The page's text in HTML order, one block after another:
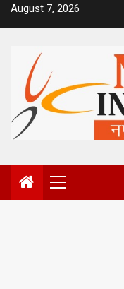
SkipAugust 7, 2026
Primary
Menu